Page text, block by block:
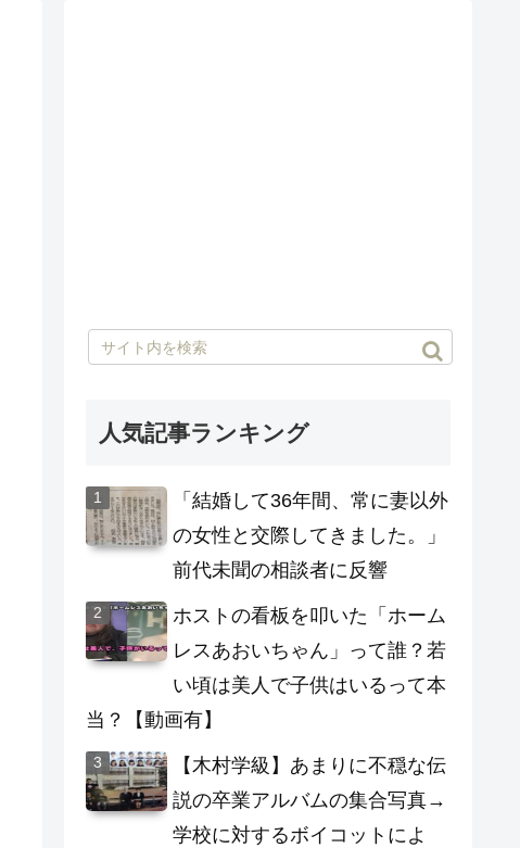
人気記事ランキング
「結婚して36年間、常に妻以外
の女性と交際してきました。」
前代未聞の相談者に反響
ホストの看板を叩いた「ホーム
レスあおいちゃん」って誰？若
い頃は美人で子供はいるって本
当？【動画有】
【木村学級】あまりに不穏な伝
説の卒業アルバムの集合写真→
学校に対するボイコットによ